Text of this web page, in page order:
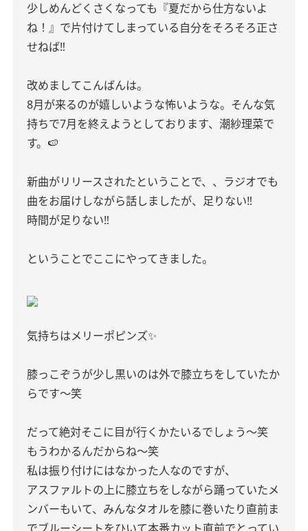
少しめんどくさくなっても『夏だから仕方ないよ
ね！』で片付けてしまっている自分をそろそろ正さ
せねば‼︎
改めましてこんばんは。
8月が来るのが嬉しいような怖いような。そんな気
持ちで7月を終えようとしております、潮紗理菜で
す。🍉
新曲がリリースされたということで、、ラジオでも
曲をお届けしながら話しましたが、足りない‼︎
時間が足りない‼︎
ということでここにやってきました。
気持ちはメリーポピンズ✨
膝っこぞうが少し黒いのは外で膝立ちをしていたか
らです〜笑
だって絶対そこに目が行くかたいるでしょう〜笑
もうわかるんだからね〜笑
私は振り付けにはなかった人なのですが、
アスファルトの上に膝立ちをしながら踊っていたメ
ンバーもいて、みんなタオルを膝に巻いたり直前ま